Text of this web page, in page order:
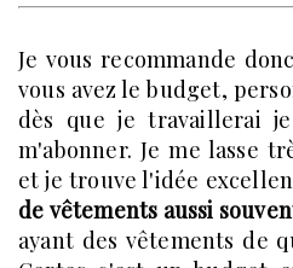
Je vous recommande
vous avez le budget,
dès que je travaillerai
m'abonner. Je me lasse
et je trouve l'idée
de vêtements aussi
ayant des vêtements de